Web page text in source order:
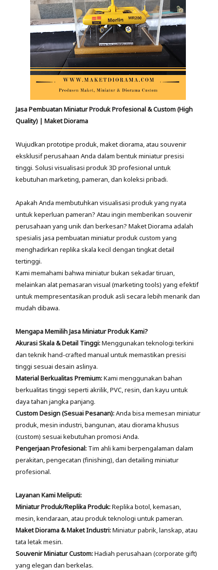
Jasa Pembuatan Miniatur Produk Profesional & Custom (High
Quality) | Maket Diorama
Wujudkan prototipe produk, maket diorama, atau souvenir
eksklusif perusahaan Anda dalam bentuk miniatur presisi
tinggi. Solusi visualisasi produk 3D profesional untuk
kebutuhan marketing, pameran, dan koleksi pribadi.
Apakah Anda membutuhkan visualisasi produk yang nyata
untuk keperluan pameran? Atau ingin memberikan souvenir
perusahaan yang unik dan berkesan? Maket Diorama adalah
spesialis jasa pembuatan miniatur produk custom yang
menghadirkan replika skala kecil dengan tingkat detail
tertinggi.
Kami memahami bahwa miniatur bukan sekadar tiruan,
melainkan alat pemasaran visual (marketing tools) yang efektif
untuk mempresentasikan produk asli secara lebih menarik dan
mudah dibawa.
Mengapa Memilih Jasa Miniatur Produk Kami?
Akurasi Skala & Detail Tinggi:Menggunakan teknologi terkini
dan teknik hand-crafted manual untuk memastikan presisi
tinggi sesuai desain aslinya.
Material Berkualitas Premium:Kami menggunakan bahan
berkualitas tinggi seperti akrilik, PVC, resin, dan kayu untuk
daya tahan jangka panjang.
Custom Design (Sesuai Pesanan):Anda bisa memesan miniatur
produk, mesin industri, bangunan, atau diorama khusus
(custom) sesuai kebutuhan promosi Anda.
Pengerjaan Profesional: Tim ahli kami berpengalaman dalam
perakitan, pengecatan (finishing), dan detailing miniatur
profesional.
Layanan Kami Meliputi:
Miniatur Produk/Replika Produk:Replika botol, kemasan,
mesin, kendaraan, atau produk teknologi untuk pameran.
Maket Diorama & Maket Industri:Miniatur pabrik, lanskap, atau
tata letak mesin.
Souvenir Miniatur Custom:Hadiah perusahaan (corporate gift)
yang elegan dan berkelas.